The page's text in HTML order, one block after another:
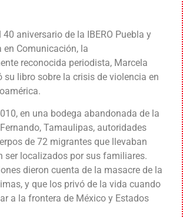
40 aniversario de la IBERO Puebla y
en Comunicación, la
reconocida periodista, Marcela
su libro sobre la crisis de violencia en
en una bodega abandonada de la
Tamaulipas, autoridades
de 72 migrantes que llevaban
ser localizados por sus familiares.
dieron cuenta de la masacre de la
y que los privó de la vida cuando
a la frontera de México y Estados